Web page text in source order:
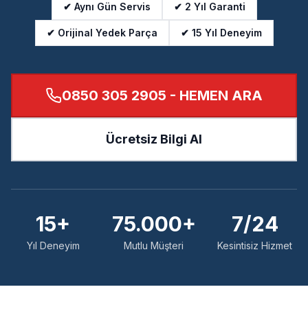
✔ Aynı Gün Servis ✔ 2 Yıl Garanti
✔ Orijinal Yedek Parça ✔ 15 Yıl Deneyim
0850 305 2905 - HEMEN ARA
Ücretsiz Bilgi Al
15+
Yıl Deneyim
75.000+
Mutlu Müşteri
7/24
Kesintisiz Hizmet